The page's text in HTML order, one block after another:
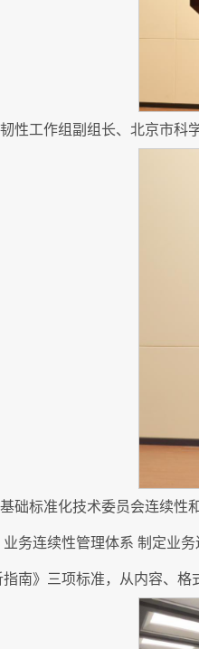
性工作组副组长、北京市科
础标准化技术委员会连续性
务连续性管理体系 制定业
南》三项标准，从内容、格